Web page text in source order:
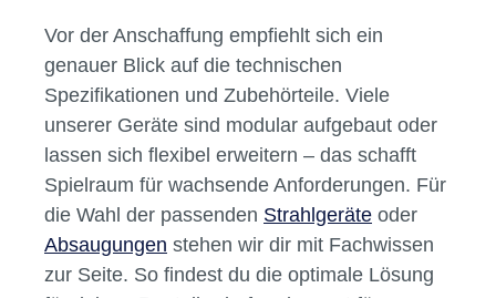
Vor der Anschaffung empfiehlt sich ein
genauer Blick auf die technischen
Spezifikationen und Zubehörteile. Viele
unserer Geräte sind modular aufgebaut oder
lassen sich flexibel erweitern – das schafft
Spielraum für wachsende Anforderungen. Für
die Wahl der passenden Strahlgeräte oder
Absaugungen stehen wir dir mit Fachwissen
zur Seite. So findest du die optimale Lösung